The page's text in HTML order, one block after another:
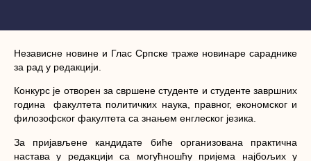
Независне новине и Глас Српске траже новинаре сараднике
за рад у редакцији.
Конкурс је отворен за свршене студенте и студенте завршних
година факултета политичких наука, правног, економског и
филозофског факултета са знањем енглеског језика.
За пријављене кандидате биће организована практична
настава у редакцији са могућношћу пријема најбољих у